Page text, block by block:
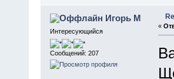
Игорь М
Интересующийся
Сообщений: 207
«